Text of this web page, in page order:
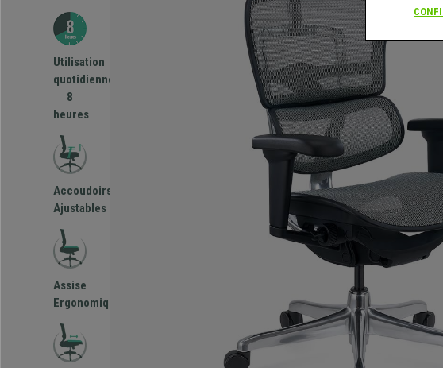
Utilisation
quotidienne
8
heures
Accoudoirs
Ajustables
Assise
Ergonomique